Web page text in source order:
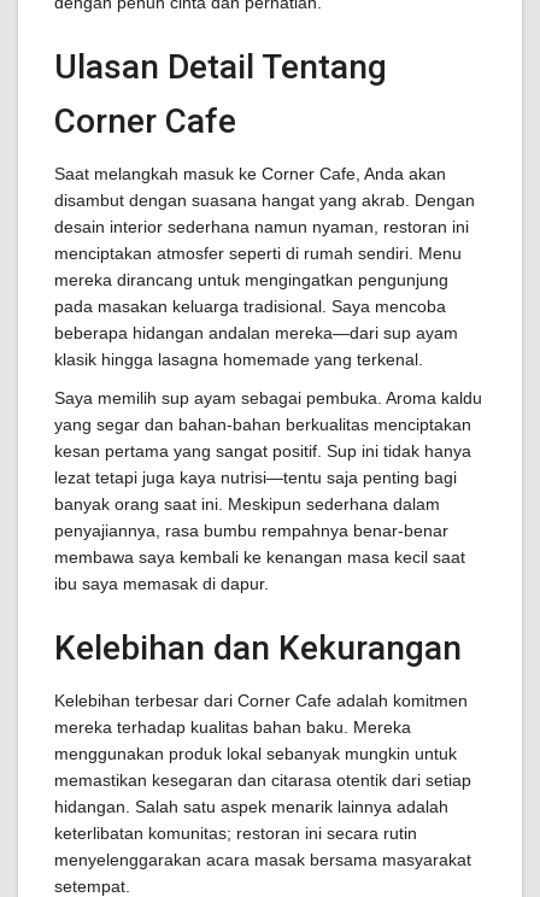
Ulasan Detail Tentang
Corner Cafe
Saat melangkah masuk ke Corner Cafe, Anda akan
disambut dengan suasana hangat yang akrab. Dengan
desain interior sederhana namun nyaman, restoran ini
menciptakan atmosfer seperti di rumah sendiri. Menu
mereka dirancang untuk mengingatkan pengunjung
pada masakan keluarga tradisional. Saya mencoba
beberapa hidangan andalan mereka—dari sup ayam
klasik hingga lasagna homemade yang terkenal.
Saya memilih sup ayam sebagai pembuka. Aroma kaldu
yang segar dan bahan-bahan berkualitas menciptakan
kesan pertama yang sangat positif. Sup ini tidak hanya
lezat tetapi juga kaya nutrisi—tentu saja penting bagi
banyak orang saat ini. Meskipun sederhana dalam
penyajiannya, rasa bumbu rempahnya benar-benar
membawa saya kembali ke kenangan masa kecil saat
ibu saya memasak di dapur.
Kelebihan dan Kekurangan
Kelebihan terbesar dari Corner Cafe adalah komitmen
mereka terhadap kualitas bahan baku. Mereka
menggunakan produk lokal sebanyak mungkin untuk
memastikan kesegaran dan citarasa otentik dari setiap
hidangan. Salah satu aspek menarik lainnya adalah
keterlibatan komunitas; restoran ini secara rutin
menyelenggarakan acara masak bersama masyarakat
setempat.